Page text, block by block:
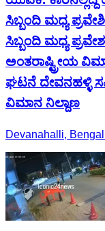
ಸಿಬ್ಬಂದಿ ಮಧ್ಯ
ಸಿಬ್ಬಂದಿ ಮಧ್ಯ
ಅಂತರಾಷ್ಟ್ರೀಯ
ಘಟನೆ‌ ದೇವನಹಳ್ಳಿ
ವಿಮಾನ ನಿಲ್ದಾಣ
Devanahalli,